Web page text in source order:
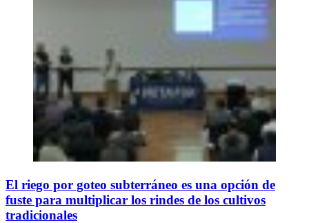
El riego por goteo subterráneo es una opción de
fuste para multiplicar los rindes de los cultivos
tradicionales